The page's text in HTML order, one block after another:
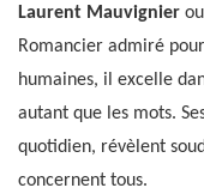
Laurent Mauvignier
Romancier admiré
humaines, il excelle
autant que les mots.
quotidien, révèlent
concernent tous.